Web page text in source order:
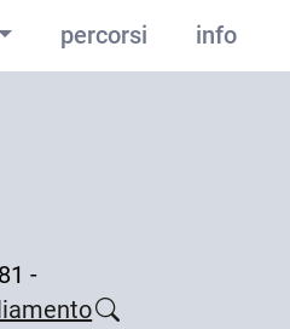
percorsi info
-